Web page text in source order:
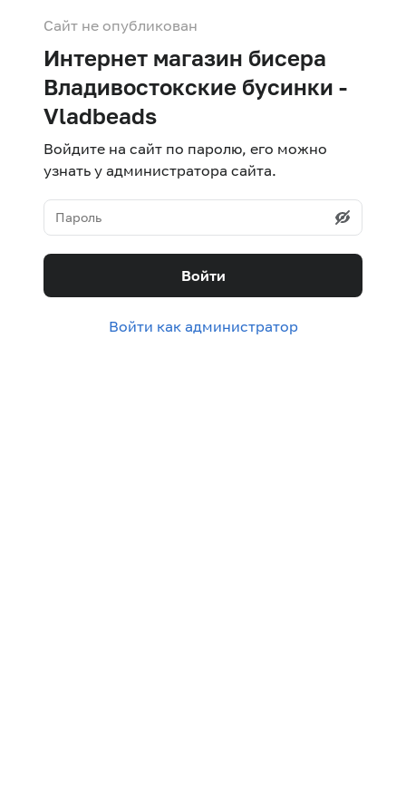
Сайт не опубликован
Интернет магазин бисера
Владивостокские бусинки -
Vladbeads
Войдите на сайт по паролю, его можно
узнать у администратора сайта.
Войти
Войти как администратор